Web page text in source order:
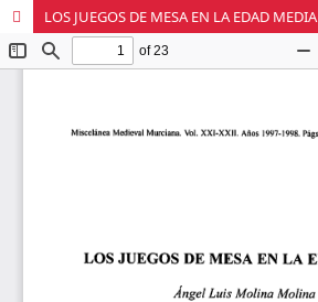
LOS JUEGOS DE MESA EN LA EDAD MEDIA